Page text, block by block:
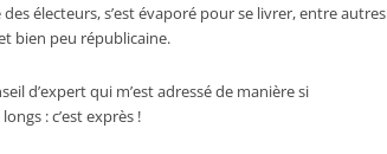
électeurs, s’est évaporé pour se livrer, entre autres
bien peu républicaine.
d’expert qui m’est adressé de manière si
: c’est exprès !